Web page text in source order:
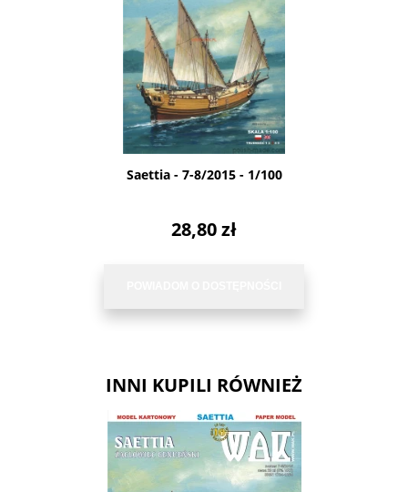
Saettia - 7-8/2015 - 1/100
28,80 zł
INNI KUPILI RÓWNIEŻ